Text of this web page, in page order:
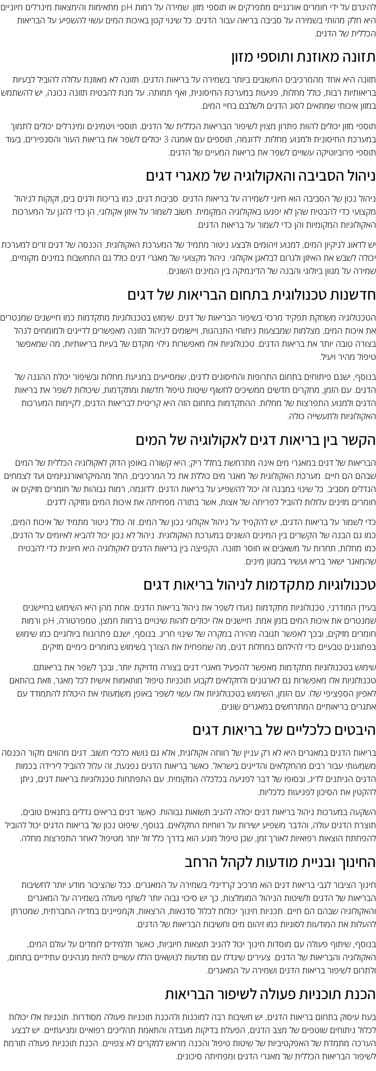
להיגרם על ידי חומרים אורגניים מתפרקים או תוספי מזון. שמירה על רמות pH מתאימות והימצאות מינרלים חיוניים
היא חלק מהותי בשמירה על סביבה בריאה עבור הדגים. כל שינוי קטן באיכות המים עשוי להשפיע על הבריאות
הכללית של הדגים.
תזונה מאוזנת ותוספי מזון
תזונה היא אחד מהמרכיבים החשובים ביותר בשמירה על בריאות הדגים. תזונה לא מאוזנת עלולה להוביל לבעיות
בריאותיות רבות, כולל מחלות, פגיעות במערכת החיסונית, ואף תמותה. על מנת להבטיח תזונה נכונה, יש להשתמש
במזון איכותי שמתאים לסוג הדגים ולשלבם בחיי המים.
תוספי מזון יכולים להוות פתרון מצוין לשיפור הבריאות הכללית של הדגים. תוספי ויטמינים ומינרלים יכולים לתמוך
במערכת החיסונית ולמנוע מחלות. לדוגמה, תוספים עם אומגה 3 יכולים לשפר את בריאות העור והסנפירים, בעוד
תוספי פרוביוטיקה עשויים לשפר את בריאות המעיים של הדגים.
ניהול הסביבה והאקולוגיה של מאגרי דגים
ניהול נכון של הסביבה הוא חיוני לשמירה על בריאות הדגים. סביבות דגים, כמו בריכות ודגים בים, זקוקות לניהול
מקצועי כדי להבטיח שהן לא יפגעו באקולוגיה המקומית. חשוב לשמור על איזון אקולוגי, הן כדי להגן על המערכות
האקולוגיות המקומיות והן כדי לשמור על בריאות הדגים.
יש לדאוג לניקיון המים, למנוע זיהומים ולבצע ניטור מתמיד של המערכת האקולוגית. הכנסה של דגים זרים למערכת
יכולה לשבש את האיזון ולגרום לבלאגן אקולוגי. ניהול מקצועי של מאגרי דגים כולל גם התחשבות במינים מקומיים,
שמירה על מגוון ביולוגי והבנה של הדינמיקה בין המינים השונים.
חדשנות טכנולוגית בתחום הבריאות של דגים
הטכנולוגיה משחקת תפקיד מרכזי בשיפור הבריאות של דגים. שימוש בטכנולוגיות מתקדמות כמו חיישנים שמנטרים
את איכות המים, מצלמות שמבצעות ניתוחי התנהגות, ויישומים לניהול תזונה מאפשרים לדייגים ולמומחים לנהל
בצורה טובה יותר את בריאות הדגים. טכנולוגיות אלו מאפשרות גילוי מוקדם של בעיות בריאותיות, מה שמאפשר
טיפול מהיר ויעיל.
בנוסף, ישנם פיתוחים בתחום התרופות והחיסונים לדגים, שמסייעים במניעת מחלות ובשיפור יכולת ההגנה של
הדגים. עם הזמן, מחקרים חדשים ממשיכים לחשוף שיטות טיפול חדשות ומתקדמות, שיכולות לשפר את בריאות
הדגים ולמנוע התפרצות של מחלות. ההתקדמות בתחום הזה היא קריטית לבריאות הדגים, לקיימות המערכות
האקולוגיות ולתעשייה כולה.
הקשר בין בריאות דגים לאקולוגיה של המים
הבריאות של דגים במאגרי מים אינה מתרחשת בחלל ריק; היא קשורה באופן הדוק לאקולוגיה הכללית של המים
שבהם הם חיים. מערכת האקולוגית של מאגר מים כוללת את כל המרכיבים, החל מהמיקרואורגניזמים ועד לצמחים
הגדלים מסביב. כל שינוי במבנה זה יכול להשפיע על בריאות הדגים. לדוגמה, רמות גבוהות של חומרים מזיקים או
חומרים מזינים עלולות להוביל לפריחה של אצות, אשר בתורה מפחיתה את איכות המים ומזיקה לדגים.
כדי לשמור על בריאות הדגים, יש להקפיד על ניהול אקולוגי נכון של המים. זה כולל ניטור מתמיד של איכות המים,
כמו גם הבנה של הקשרים בין המינים השונים במערכת האקולוגית. ניהול לא נכון יכול להביא לאיומים על הדגים,
כמו מחלות, תחרות על משאבים או חוסר תזונה. הקפיצה בין בריאות הדגים לאקולוגיה היא חיונית כדי להבטיח
שהמאגר ישאר בריא ועשיר במגוון מינים.
טכנולוגיות מתקדמות לניהול בריאות דגים
בעידן המודרני, טכנולוגיות מתקדמות נועדו לשפר את ניהול בריאות הדגים. אחת מהן היא השימוש בחיישנים
שמנטרים את איכות המים בזמן אמת. חיישנים אלו יכולים לזהות שינויים ברמות חמצן, טמפרטורה, pH ורמות
חומרים מזיקים, ובכך לאפשר תגובה מהירה במקרה של שינוי חריג. בנוסף, ישנם פתרונות ביולוגיים כמו שימוש
בפתוגנים טבעיים כדי להילחם במחלות דגים, מה שמפחית את הצורך בשימוש בחומרים כימיים מזיקים.
שימוש בטכנולוגיות מתקדמות מאפשר להפעיל מאגרי דגים בצורה מדויקת יותר, ובכך לשפר את בריאותם.
טכנולוגיות אלו מאפשרות גם לארגונים ולחקלאים לקבוע תוכניות טיפול מותאמות אישית לכל מאגר, וזאת בהתאם
לאפיון הספציפי שלו. עם הזמן, השימוש בטכנולוגיות אלו עשוי לשפר באופן משמעותי את היכולת להתמודד עם
אתגרים בריאותיים המתרחשים במאגרים שונים.
היבטים כלכליים של בריאות דגים
בריאות הדגים במאגרים היא לא רק עניין של רווחה אקולוגית, אלא גם נושא כלכלי חשוב. דגים מהווים מקור הכנסה
משמעותי עבור רבים מהחקלאים והדייגים בישראל. כאשר בריאות הדגים נפגעת, זה עלול להוביל לירידה בכמות
הדגים הניתנים לדיג, ובסופו של דבר לפגיעה בכלכלה המקומית. עם התפתחות טכנולוגיות בריאות דגים, ניתן
להקטין את הסיכון לפגיעות כלכליות.
השקעה במערכות ניהול בריאות דגים יכולה להניב תשואות גבוהות. כאשר דגים בריאים גדלים בתנאים טובים,
תוצרת הדגים עולה, והדבר משפיע ישירות על רווחיות החקלאים. בנוסף, שיפוט נכון של בריאות הדגים יכול להוביל
להפחתת הוצאות רפואיות לאורך זמן, שכן טיפול מונע הוא בדרך כלל זול יותר מטיפול לאחר התפרצות מחלה.
החינוך ובניית מודעות לקהל הרחב
חינוך הציבור לגבי בריאות דגים הוא מרכיב קרדינלי בשמירה על המאגרים. ככל שהציבור מודע יותר לחשיבות
הבריאות של הדגים ולשיטות הניהול המומלצות, כך יש סיכוי גבוה יותר לשתף פעולה בשמירה על המאגרים
והאקולוגיה שבהם הם חיים. תכניות חינוך יכולות לכלול סדנאות, הרצאות, וקמפיינים במדיה החברתית, שמטרתן
להעלות את המודעות לסוגיות כמו זיהום מים וחשיבות הבריאות של הדגים.
בנוסף, שיתוף פעולה עם מוסדות חינוך יכול להניב תוצאות חיוביות, כאשר תלמידים לומדים על עולם המים,
האקולוגיה והבריאות של הדגים. צעירים שיגדלו עם מודעות לנושאים הללו עשויים להיות מנהיגים עתידיים בתחום,
ולתרום לשיפור בריאות הדגים ושמירה על המאגרים.
הכנת תוכניות פעולה לשיפור הבריאות
בעת עיסוק בתחום בריאות הדגים, יש חשיבות רבה למוכנות ולהכנת תוכניות פעולה מסודרות. תוכניות אלו יכולות
לכלול ניתוחים שוטפים של מצב הדגים, הפעלת בדיקות מעבדה והתאמת תהליכים רפואיים ומניעתיים. יש לבצע
הערכה מתמדת של האפקטיביות של שיטות טיפול והכנה מראש למקרים לא צפויים. הכנת תוכניות פעולה תורמת
לשיפור הבריאות הכללית של מאגרי הדגים ומפחיתה סיכונים.